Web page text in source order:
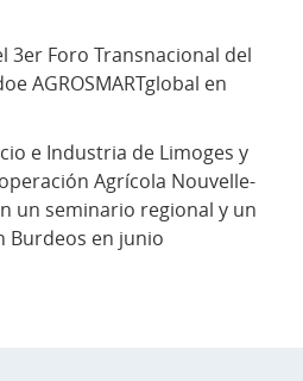
3er Foro Transnacional del
AGROSMARTglobal en
e Industria de Limoges y
Agrícola Nouvelle-
un seminario regional y un
Burdeos en junio